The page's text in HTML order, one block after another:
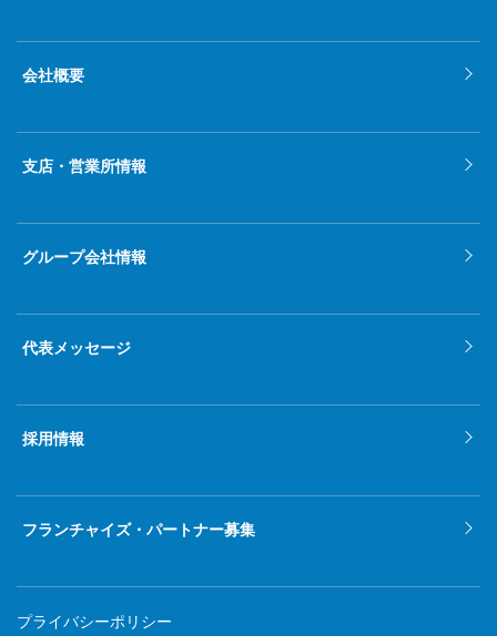
会社概要
支店・営業所情報
グループ会社情報
代表メッセージ
採用情報
フランチャイズ・パートナー募集
プライバシーポリシー